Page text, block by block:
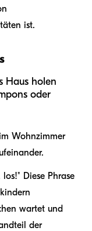
ist.
Haus holen
oder
Wohnzimmer
Diese Phrase
wartet und
der